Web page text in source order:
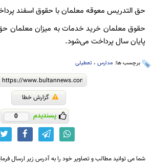
حق التدریس معوقه معلمان با حقوق اسفند
حقوق معلمان خرید خدمات به میزان معلمان
پایان سال پرداخت می‌شود.
برچسب ها: مدارس ، تعطیلی
گزارش خطا
پسندیدم 0
شما می توانید مطالب و تصاویر خود را به آدرس زیر ارسال